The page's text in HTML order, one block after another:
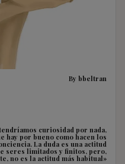
By bbeltran
curiosidad por nada,
hay por bueno como hacen los
La duda es una actitud
seres limitados y finitos, pero,
no es la actitud más habitual»